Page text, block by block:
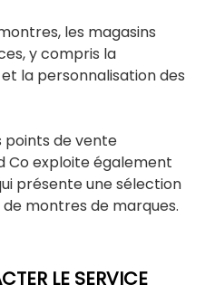
les magasins
y compris la
la personnalisation des
points de vente
Co exploite également
présente une sélection
montres de marques.
LE SERVICE